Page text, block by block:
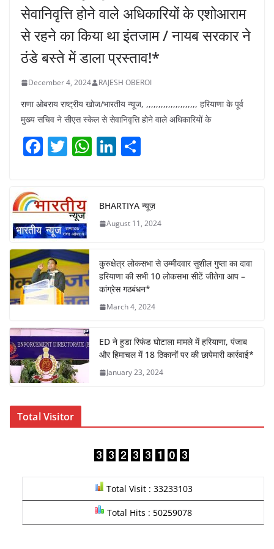
सेवानिवृत्ति होने वाले अधिकारियों के एशोआराम
से रहने का किया था इंतजाम / नायब सरकार ने
ठंडे बस्ते में डाला प्रस्ताव!*
December 4, 2024 RAJESH OBEROI
राणा ओबराय राष्ट्रीय खोज/भारतीय न्यूज, ,,,,,,,,,,,,,,,,,,,,, हरियाणा के पूर्व
मुख्य सचिव ने सीएस स्केल से सेवानिवृत्ति होने वाले अधिकारियों के
F
e
b
o
o
k
T
er
W
s
A
p
Li
e
dI
e
BHARTIYA न्यूज़
August 11, 2024
कुरुक्षेत्र लोकसभा से उम्मीदवार सुशील गुप्ता का दावा
हरियाणा की सभी 10 लोकसभा सीटें जीतेगा आप –
कांग्रेस गठबंधन*
March 4, 2024
ED ने हुडा रिफंड घोटाला मामले में हरियाणा, पंजाब
और हिमाचल में 18 ठिकानों पर की छापेमारी कार्रवाई*
January 23, 2024
Total Visitor
Total Visit : 33233103
Total Hits : 50259078